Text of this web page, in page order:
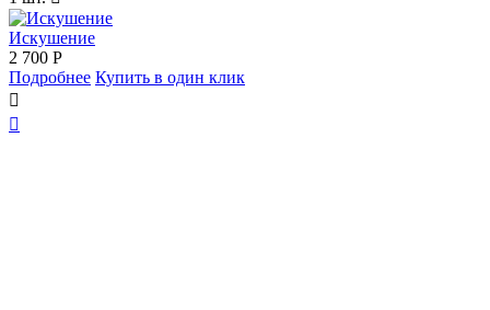
Искушение
2 700 Р
Подробнее Купить в один клик

